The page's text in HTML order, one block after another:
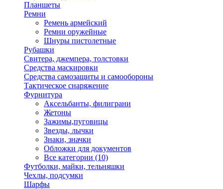
Планшеты
Ремни
Ремень армейский
Ремни оружейные
Шнуры пистолетные
Рубашки
Свитера, джемпера, толстовки
Средства маскировки
Средства самозащиты и самообороны
Тактическое снаряжение
Фурнитура
Аксельбанты, филиграни
Жетоны
Зажимы,пуговицы
Звезды, лычки
Знаки, значки
Обложки для документов
Все категории (10)
Футболки, майки, тельняшки
Чехлы, подсумки
Шарфы